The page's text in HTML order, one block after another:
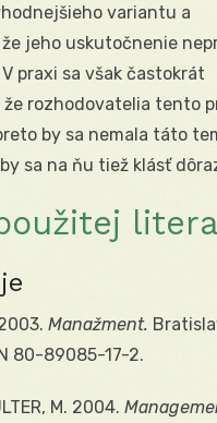
variantu a
jeho uskutočnenie
praxi sa však častokrát
rozhodovatelia tento
by sa nemala táto
sa na ňu tiež klásť
Manažment.
80-89085-17-2.
M. 2004.